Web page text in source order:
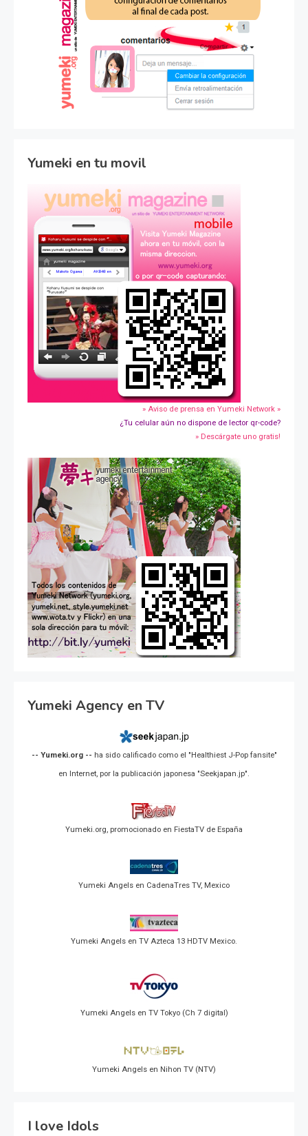
Yumeki en tu movil
» Aviso de prensa en Yumeki Network »
¿Tu celular aún no dispone de lector qr-code?
» Descárgate uno gratis!
Yumeki Agency en TV
-- Yumeki.org -- ha sido calificado como el "Healthiest J-Pop fansite"
en Internet, por la publicación japonesa "Seekjapan.jp".
Yumeki.org, promocionado en FiestaTV de España
Yumeki Angels en CadenaTres TV, Mexico
Yumeki Angels en TV Azteca 13 HDTV Mexico.
Yumeki Angels en TV Tokyo (Ch 7 digital)
Yumeki Angels en Nihon TV (NTV)
I love Idols